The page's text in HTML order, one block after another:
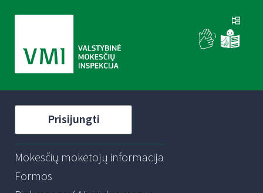
Prisijungti
Mokesčių mokėtojų informacija
Formos